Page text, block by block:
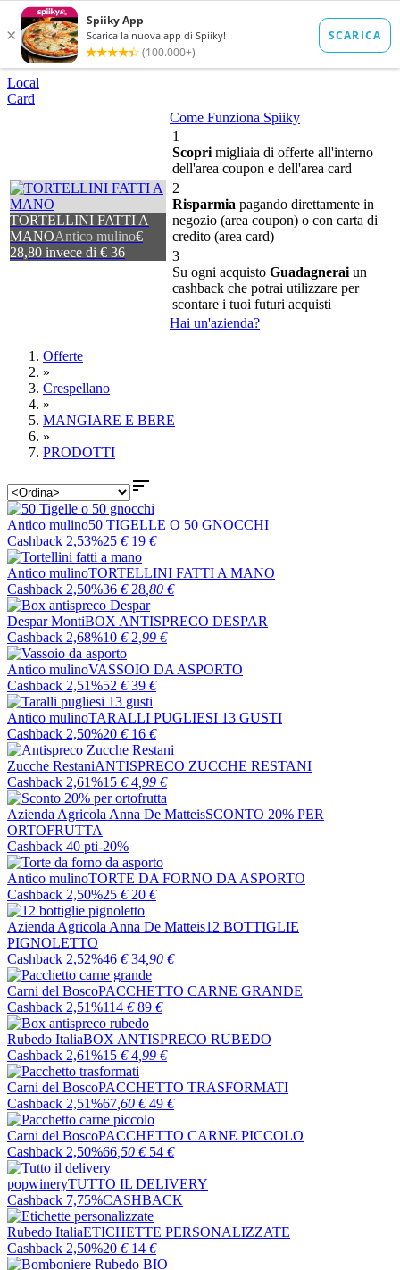
Local
Card
TORTELLINI FATTI A
MANOAntico mulino€
28,80 invece di € 36
Come Funziona Spiiky
1
Scopri migliaia di offerte all'interno
dell'area coupon e dell'area card
2
Risparmia pagando direttamente in
negozio (area coupon) o con carta di
credito (area card)
3
Su ogni acquisto Guadagnerai un
cashback che potrai utilizzare per
scontare i tuoi futuri acquisti
Hai un'azienda?
Offerte
»
Crespellano
»
MANGIARE E BERE
»
PRODOTTI

Antico mulino50 TIGELLE O 50 GNOCCHI
Cashback 2,53%25 € 19 €
Antico mulinoTORTELLINI FATTI A MANO
Cashback 2,50%36 € 28 ,80 €
Despar MontiBOX ANTISPRECO DESPAR
Cashback 2,68%10 € 2 ,99 €
Antico mulinoVASSOIO DA ASPORTO
Cashback 2,51%52 € 39 €
Antico mulinoTARALLI PUGLIESI 13 GUSTI
Cashback 2,50%20 € 16 €
Zucche RestaniANTISPRECO ZUCCHE RESTANI
Cashback 2,61%15 € 4 ,99 €
Azienda Agricola Anna De MatteisSCONTO 20% PER
ORTOFRUTTA
Cashback 40 pti-20%
Antico mulinoTORTE DA FORNO DA ASPORTO
Cashback 2,50%25 € 20 €
Azienda Agricola Anna De Matteis12 BOTTIGLIE
PIGNOLETTO
Cashback 2,52%46 € 34 ,90 €
Carni del BoscoPACCHETTO CARNE GRANDE
Cashback 2,51%114 € 89 €
Rubedo ItaliaBOX ANTISPRECO RUBEDO
Cashback 2,61%15 € 4 ,99 €
Carni del BoscoPACCHETTO TRASFORMATI
Cashback 2,51%67 ,60 € 49 €
Carni del BoscoPACCHETTO CARNE PICCOLO
Cashback 2,50%66 ,50 € 54 €
popwineryTUTTO IL DELIVERY
Cashback 7,75%CASHBACK
Rubedo ItaliaETICHETTE PERSONALIZZATE
Cashback 2,50%20 € 14 €